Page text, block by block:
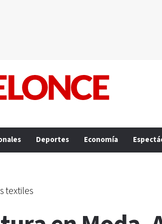
Deportes Economía
textiles